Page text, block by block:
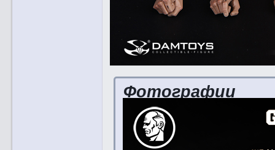
Фотографии